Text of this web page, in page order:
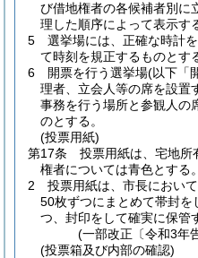
び借地権者の各候補者別に
理した順序によって表示す
5
選挙場には、正確な時計
て時刻を規正するものとす
6
開票を行う選挙場(以下「
理者、立会人等の席を設置
事務を行う場所と参観人の
のとする。
(投票用紙)
第17条
投票用紙は、宅地所
権者については青色とする。
2
投票用紙は、市長におい
50枚ずつにまとめて帯封
つ、封印をして確実に保管
(一部改正〔令和3年
(投票箱及び内部の確認)